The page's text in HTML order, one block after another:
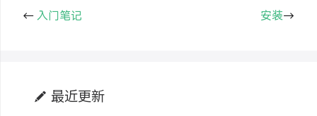
←入门笔记 安装→
最近更新